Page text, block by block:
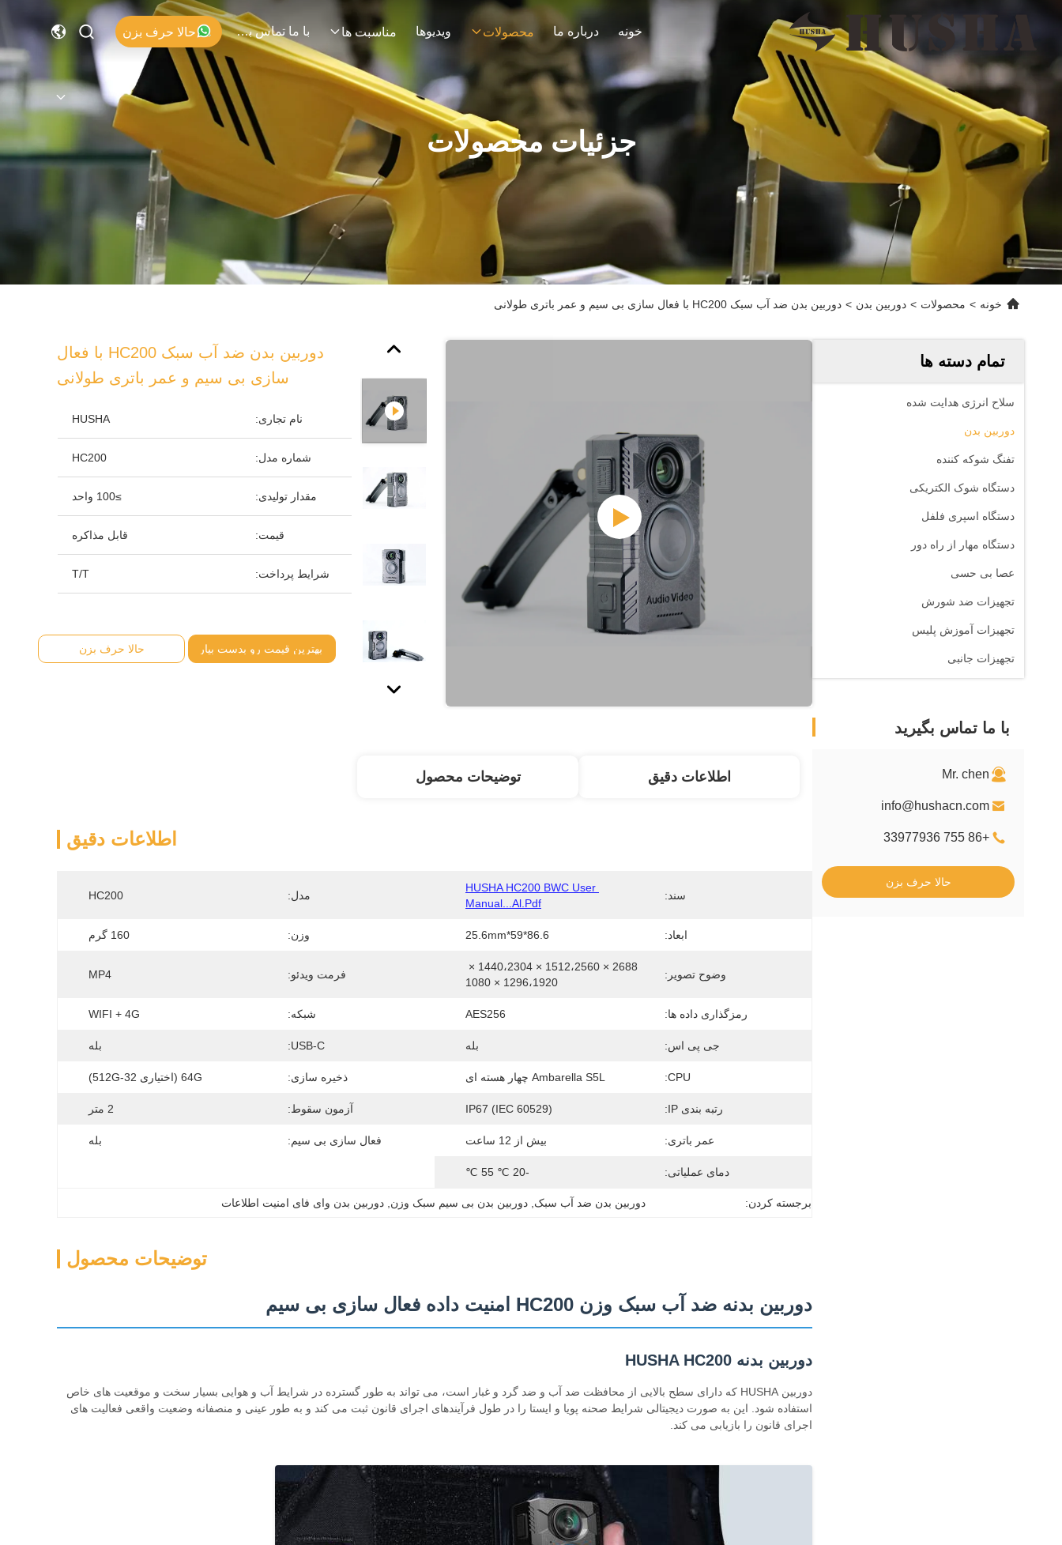
خونه درباره ما محصولات ویدیوها مناسبت ها با ما تماس بگیرید حالا حرف بزن
جزئیات محصولات
خونه > محصولات > دوربین بدن > دوربین بدن ضد آب سبک HC200 با فعال سازی بی سیم و عمر باتری طولانی
تمام دسته ها
سلاح انرژی هدایت شده
دوربین بدن
تفنگ شوکه کننده
دستگاه شوک الکتریکی
دستگاه اسپری فلفل
دستگاه مهار از راه دور
عصا بی حسی
تجهیزات ضد شورش
تجهیزات آموزش پلیس
تجهیزات جانبی
با ما تماس بگیرید
Mr. chen
info@hushacn.com
+86 755 33977936
حالا حرف بزن
دوربین بدن ضد آب سبک HC200 با فعال
سازی بی سیم و عمر باتری طولانی
نام تجاری: HUSHA
شماره مدل: HC200
مقدار تولیدی: ≥100 واحد
قیمت: قابل مذاکره
شرایط پرداخت: T/T
بهترین قیمت رو بدست بیار حالا حرف بزن
اطلاعات دقیق توضیحات محصول
اطلاعات دقیق
سند:
HUSHA HC200 BWC User
Manual...al.pdf
مدل: HC200
ابعاد: 86.6*59*25.6mm وزن: 160 گرم
وضوح تصویر:
1296،1920 × 1080
فرمت ویدئو: MP4
رمزگذاری داده ها: AES256 شبکه: WIFI + 4G
جی پی اس: بله USB-C: بله
CPU: Ambarella S5L چهار هسته ای ذخیره سازی: 64G (اختیاری 32-512G)
رتبه بندی IP: IP67 (IEC 60529) آزمون سقوط: 2 متر
عمر باتری: بیش از 12 ساعت فعال سازی بی سیم: بله
دمای عملیاتی: -20 ℃ 55 ℃
برجسته کردن: دوربین بدن ضد آب سبک , دوربین بدن بی سیم سبک وزن , دوربین بدن وای فای امنیت اطلاعات
توضیحات محصول
دوربین بدنه ضد آب سبک وزن HC200 امنیت داده فعال سازی بی سیم
دوربین بدنه HUSHA HC200
دوربین HUSHA که دارای سطح بالایی از محافظت ضد آب و ضد گرد و غبار است، می تواند به طور گسترده در شرایط آب و هوایی بسیار سخت و موقعیت های خاص
استفاده شود. این به صورت دیجیتالی شرایط صحنه پویا و ایستا را در طول فرآیندهای اجرای قانون ثبت می کند و به طور عینی و منصفانه وضعیت واقعی فعالیت های
اجرای قانون را بازیابی می کند.